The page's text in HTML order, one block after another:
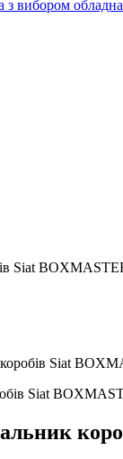
з вибором
Siat
Siat